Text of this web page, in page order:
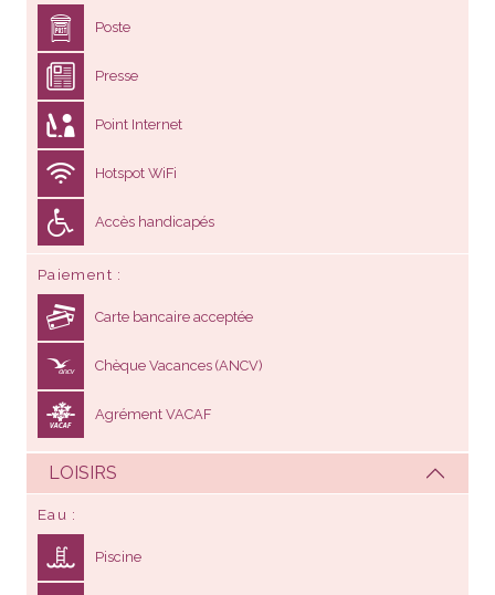
Poste
Presse
Point Internet
Hotspot WiFi
Accès handicapés
Paiement
Carte bancaire acceptée
Chèque Vacances (ANCV)
Agrément VACAF
LOISIRS
Eau
Piscine